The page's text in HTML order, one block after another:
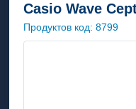
Casio Wave
Продуктов код:8799